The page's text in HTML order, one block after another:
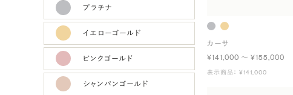
プラチナ
イエローゴールド
ピンクゴールド
シャンパンゴールド
カーサ
¥141,000 〜 ¥155,000
表示商品： ¥141,000